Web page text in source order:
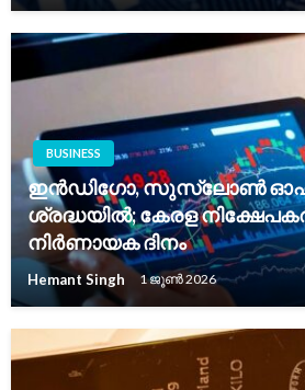
BUSINESS
ഇൻഡിഗോ, സുസ്ലോൺ
ശ്രദ്ധയിൽ; കേരള
നിർണായക ദിനം
Hemant Singh 1 ജൂൺ 2026